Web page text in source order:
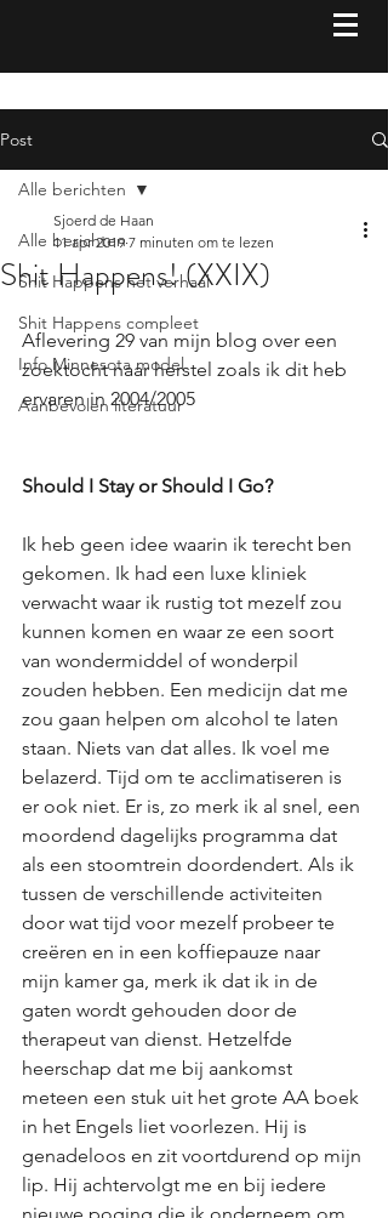
Post
Alle berichten
Shit Happens het verhaal
Shit Happens compleet
Info Minnesota model
Aanbevolen literatuur
Alle berichten
Shit Happens! (XXIX)
Sjoerd de Haan
11 apr 2019 7 minuten om te lezen
Aflevering 29 van mijn blog over een
zoektocht naar herstel zoals ik dit heb
ervaren in 2004/2005
Should I Stay or Should I Go?
Ik heb geen idee waarin ik terecht ben
gekomen. Ik had een luxe kliniek
verwacht waar ik rustig tot mezelf zou
kunnen komen en waar ze een soort
van wondermiddel of wonderpil
zouden hebben. Een medicijn dat me
zou gaan helpen om alcohol te laten
staan. Niets van dat alles. Ik voel me
belazerd. Tijd om te acclimatiseren is
er ook niet. Er is, zo merk ik al snel, een
moordend dagelijks programma dat
als een stoomtrein doordendert. Als ik
tussen de verschillende activiteiten
door wat tijd voor mezelf probeer te
creëren en in een koffiepauze naar
mijn kamer ga, merk ik dat ik in de
gaten wordt gehouden door de
therapeut van dienst. Hetzelfde
heerschap dat me bij aankomst
meteen een stuk uit het grote AA boek
in het Engels liet voorlezen. Hij is
genadeloos en zit voortdurend op mijn
lip. Hij achtervolgt me en bij iedere